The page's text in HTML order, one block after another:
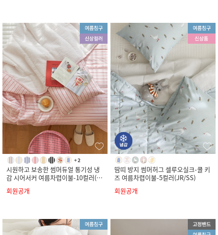
시원하고 보송한 썸머듀얼 통기성 냉
감 시어서커 여름차렵이불-10컬러(S
S/Q/K)
회원공개
땀띠 방지 썸머허그 셀루오실크-쿨 키
즈 여름차렵이불-5컬러(JR/SS)
회원공개